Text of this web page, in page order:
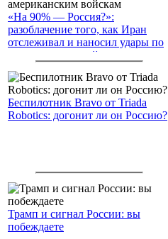
«На 90% — Россия?»:
разоблачение того, как Иран
отслеживал и наносил удары по
американским войскам
Беспилотник Bravo от Triada
Robotics: догонит ли он Россию?
Трамп и сигнал России: вы
побеждаете